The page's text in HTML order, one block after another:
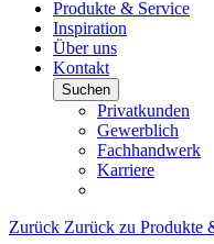
Produkte & Service
Inspiration
Über uns
Kontakt
Suchen
Privatkunden
Gewerblich
Fachhandwerk
Karriere
Zurück Zurück zu Produkte